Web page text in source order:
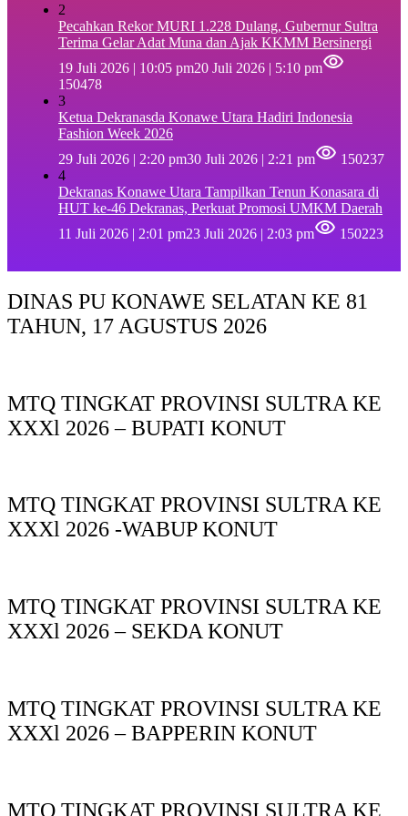
2
Pecahkan Rekor MURI 1.228 Dulang, Gubernur Sultra
Terima Gelar Adat Muna dan Ajak KKMM Bersinergi
19 Juli 2026 | 10:05 pm20 Juli 2026 | 5:10 pm
150478
3
Ketua Dekranasda Konawe Utara Hadiri Indonesia
Fashion Week 2026
29 Juli 2026 | 2:20 pm30 Juli 2026 | 2:21 pm
150237
4
Dekranas Konawe Utara Tampilkan Tenun Konasara di
HUT ke-46 Dekranas, Perkuat Promosi UMKM Daerah
11 Juli 2026 | 2:01 pm23 Juli 2026 | 2:03 pm 150223
DINAS PU KONAWE SELATAN KE 81
TAHUN, 17 AGUSTUS 2026
MTQ TINGKAT PROVINSI SULTRA KE
XXXl 2026 – BUPATI KONUT
MTQ TINGKAT PROVINSI SULTRA KE
XXXl 2026 -WABUP KONUT
MTQ TINGKAT PROVINSI SULTRA KE
XXXl 2026 – SEKDA KONUT
MTQ TINGKAT PROVINSI SULTRA KE
XXXl 2026 – BAPPERIN KONUT
MTQ TINGKAT PROVINSI SULTRA KE